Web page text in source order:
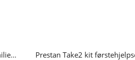
Prestan førstehjelpsdukke 5 i familien med HLR-monitor